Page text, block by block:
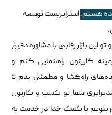
هستم.استراتژیست توسعه
این بازار رقابتی با مشاوره دقیق
کاریتون راهنمایی کنم و
راه‌گشا و مطمئنی بدم تا
شما تو کسب و کارتون
بتونم با کمک خدا در خدمت به